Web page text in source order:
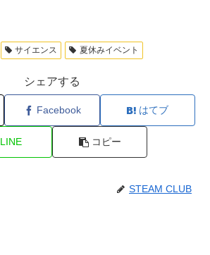
サイエンス 夏休みイベント
シェアする
Facebook はてブ
LINE コピー
STEAM CLUB